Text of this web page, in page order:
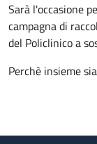
Sarà l'occasione
campagna di
del Policlinico a
Perchè insieme